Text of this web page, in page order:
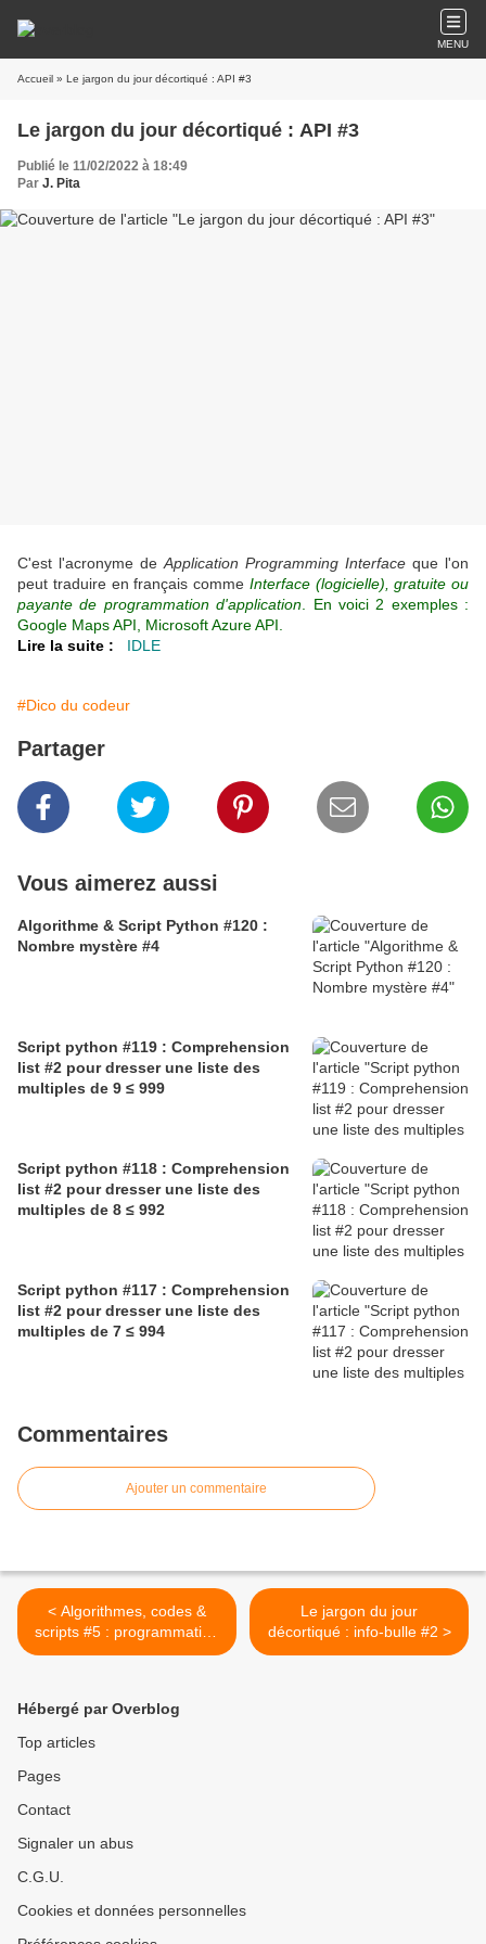
MENU
Accueil » Le jargon du jour décortiqué : API #3
Le jargon du jour décortiqué : API #3
Publié le 11/02/2022 à 18:49
Par J. Pita
C'est l'acronyme de Application Programming Interface que l'on
peut traduire en français comme Interface (logicielle), gratuite ou
payante de programmation d'application . En voici 2 exemples :
Google Maps API, Microsoft Azure API.
Lire la suite : IDLE
#Dico du codeur
Partager
Vous aimerez aussi
Algorithme & Script Python #120 :
Nombre mystère #4
Script python #119 : Comprehension
list #2 pour dresser une liste des
multiples de 9 ≤ 999
Script python #118 : Comprehension
list #2 pour dresser une liste des
multiples de 8 ≤ 992
Script python #117 : Comprehension
list #2 pour dresser une liste des
multiples de 7 ≤ 994
Commentaires
Ajouter un commentaire
< Algorithmes, codes &
scripts #5 : programmation
en Python - Atelier # 1
Le jargon du jour
décortiqué : info-bulle #2 >
Hébergé par Overblog
Top articles
Pages
Contact
Signaler un abus
C.G.U.
Cookies et données personnelles